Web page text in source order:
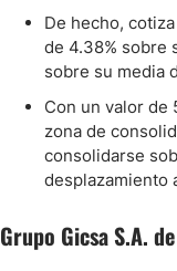
De hecho,
de 4.38% sobre
sobre su media
Con un valor de
zona de
consolidarse
desplazamiento
Grupo Gicsa S.A.